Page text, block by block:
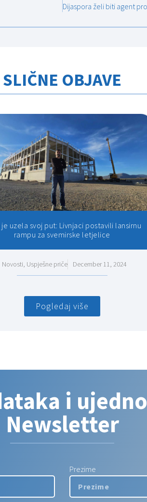
SLIČNE OBJAVE
je uzela svoj put: Livnjaci postavili lansirnu
rampu za svemirske letjelice
Novosti Uspješne priče December 11, 2024
Pogledaj više
i
Newsletter
Prezime